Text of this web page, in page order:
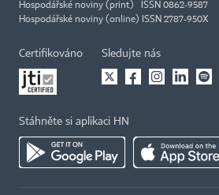
Hospodářské noviny (print) ISSN 0862-9587
Hospodářské noviny (online) ISSN 2787-950X
Certifikováno Sledujte nás
Stáhněte si aplikaci HN